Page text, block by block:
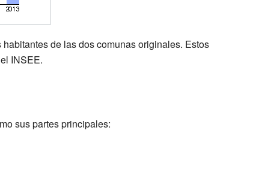
de las dos comunas originales. Estos
INSEE.
sus partes principales: